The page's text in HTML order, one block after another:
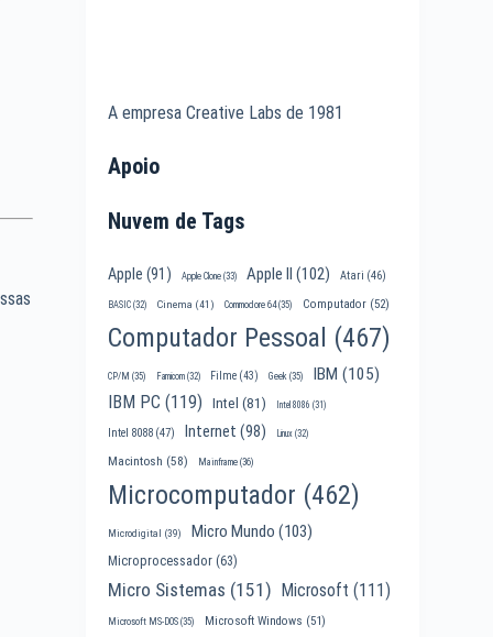
A empresa Creative Labs de 1981
Apoio
Nuvem de Tags
Apple (91) Apple Clone (33) Apple II (102) Atari (46)
BASIC (32) Cinema (41) Commodore 64(35) Computador (52)
Computador Pessoal (467)
CP/M (35) Famicom (32) Filme (43) Geek (35) IBM (105)
IBM PC (119) Intel (81) Intel 8086 (31)
Intel 8088 (47) Internet (98) Linux (32)
Macintosh (58) Mainframe (36)
Microcomputador (462)
Microdigital (39) Micro Mundo (103)
Microprocessador (63)
Micro Sistemas (151) Microsoft (111)
Microsoft MS-DOS (35) Microsoft Windows (51)